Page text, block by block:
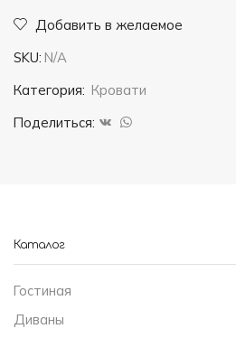
Кровать
Аврора
Добавить в желаемое
SKU: N/A
Категория: Кровати
Поделиться:
Каталог
Гостиная
Диваны